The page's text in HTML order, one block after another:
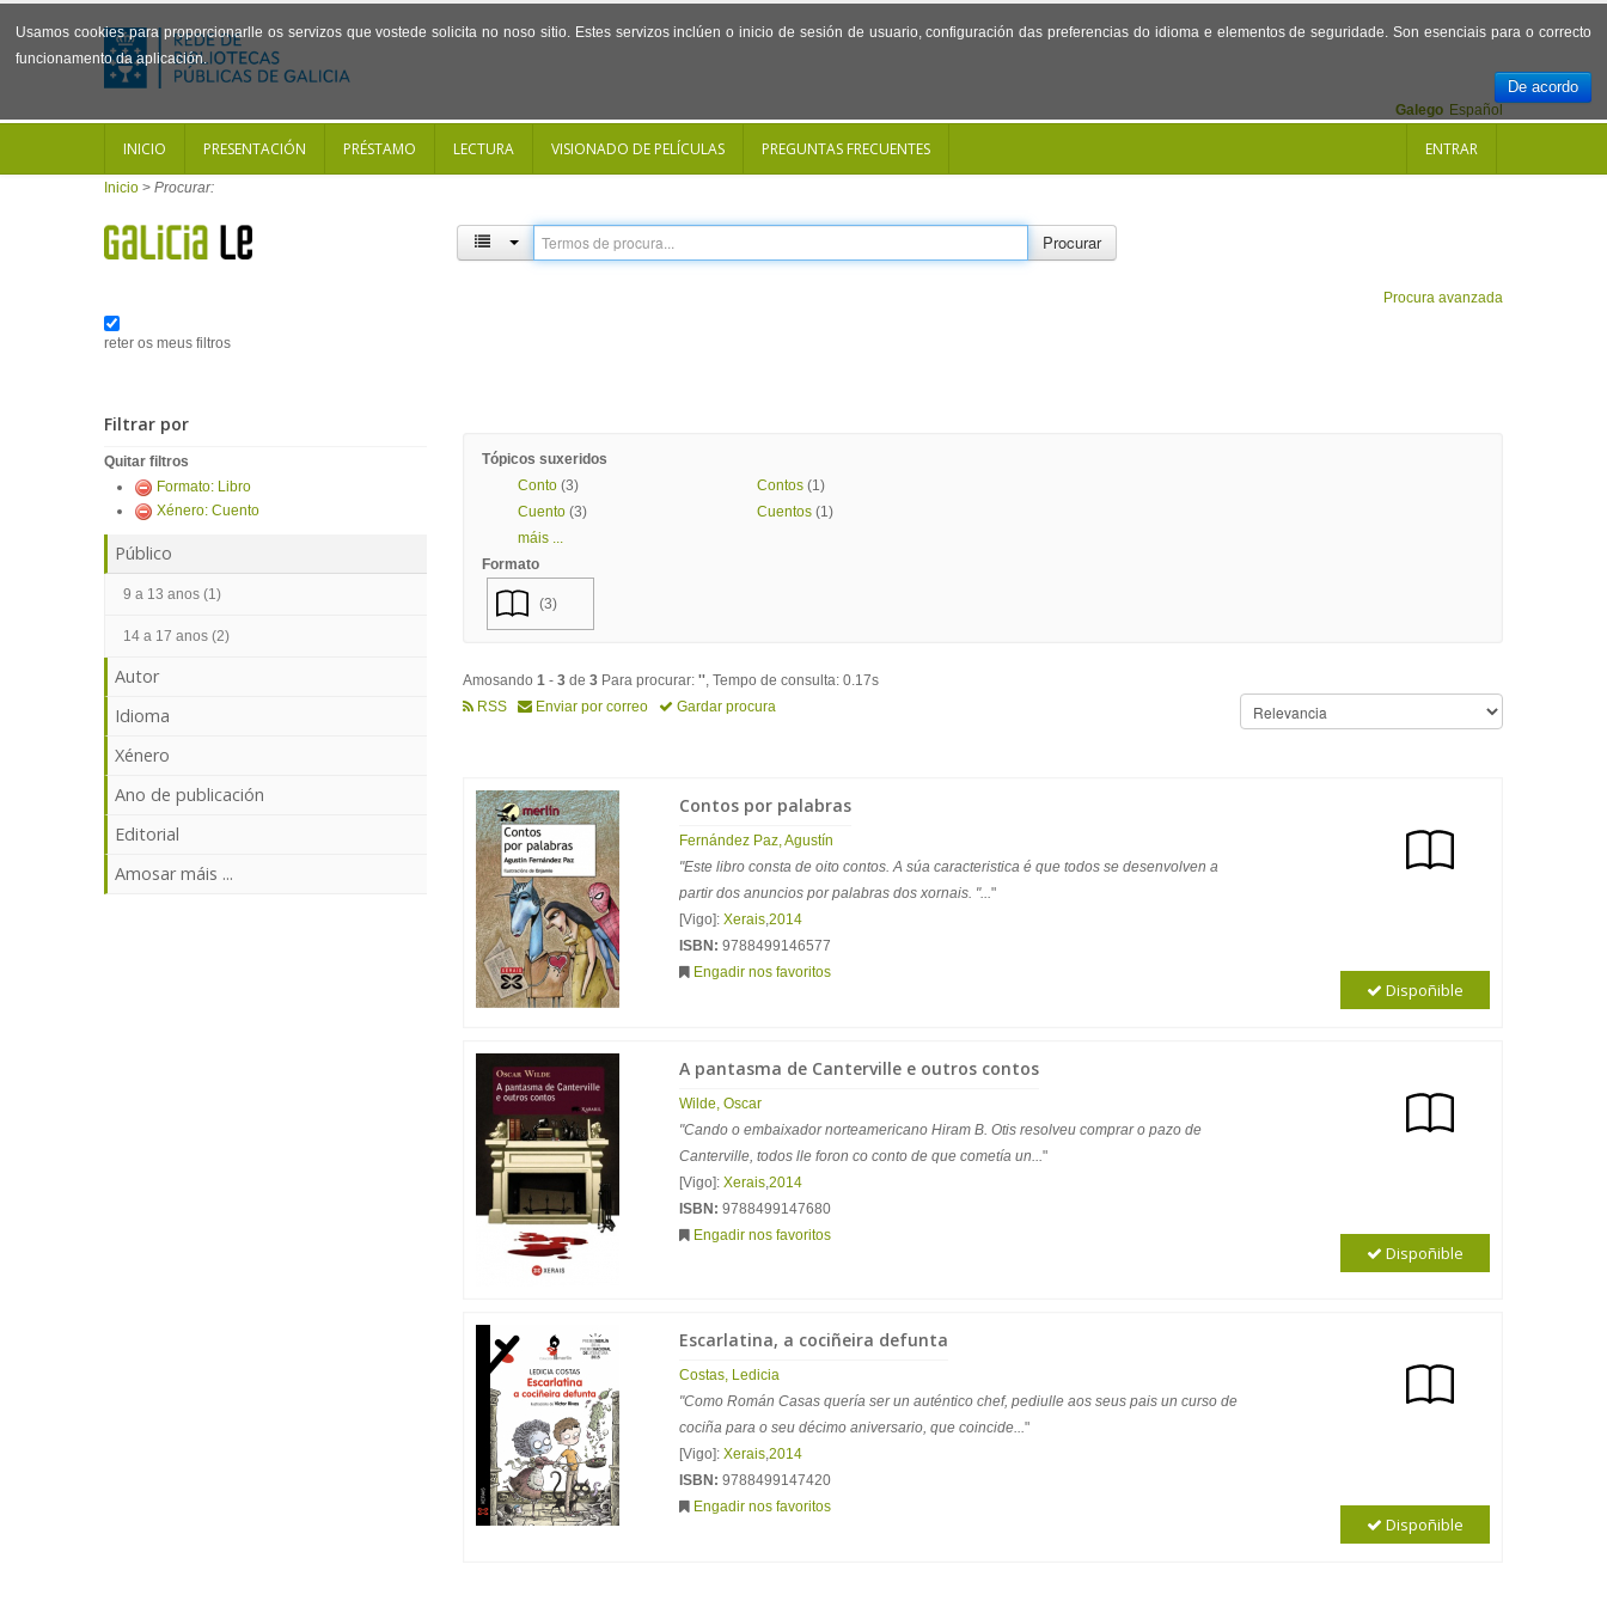
Usamos cookies para proporcionarlle os servizos que vostede solicita no noso sitio. Estes servizos inclúen o inicio de sesión de usuario, configuración das preferencias do idioma e elementos de seguridade. Son esenciais para o correcto
funcionamento da aplicación.
De acordo
Español
Galego
INICIO PRESENTACIÓN PRÉSTAMO LECTURA VISIONADO DE PELÍCULAS PREGUNTAS FRECUENTES ENTRAR
Inicio > Procurar:
Procurar
Procura avanzada
reter os meus filtros
Filtrar por
Quitar filtros
Formato: Libro
Xénero: Cuento
Público
9 a 13 anos (1)
14 a 17 anos (2)
Autor
Idioma
Xénero
Ano de publicación
Editorial
Amosar máis ...
Tópicos suxeridos
Conto (3) Contos (1)
Cuento (3) Cuentos (1)
máis ...
Formato
(3)
Amosando 1 - 3 de 3 Para procurar: '', Tempo de consulta: 0.17s
RSS
Enviar por correo Gardar procura
Contos por palabras
Fernández Paz, Agustín
"Este libro consta de oito contos. A súa caracteristica é que todos se desenvolven a
partir dos anuncios por palabras dos xornais. "..."
[Vigo]: Xerais,2014
ISBN: 9788499146577
Engadir nos favoritos
Dispoñible
A pantasma de Canterville e outros contos
Wilde, Oscar
"Cando o embaixador norteamericano Hiram B. Otis resolveu comprar o pazo de
Canterville, todos lle foron co conto de que cometía un..."
[Vigo]: Xerais,2014
ISBN: 9788499147680
Engadir nos favoritos
Dispoñible
Escarlatina, a cociñeira defunta
Costas, Ledicia
"Como Román Casas quería ser un auténtico chef, pediulle aos seus pais un curso de
cociña para o seu décimo aniversario, que coincide..."
[Vigo]: Xerais,2014
ISBN: 9788499147420
Engadir nos favoritos
Dispoñible